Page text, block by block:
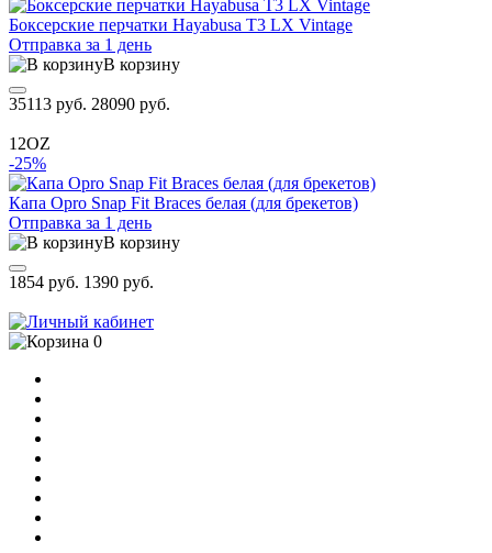
Боксерские перчатки Hayabusa T3 LX Vintage
Отправка за 1 день
В корзину
35113 руб. 28090 руб.
12OZ
-25%
Капа Opro Snap Fit Braces белая (для брекетов)
Отправка за 1 день
В корзину
1854 руб. 1390 руб.
0